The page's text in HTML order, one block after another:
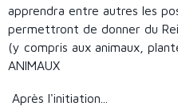
apprendra entre autres les
permettront de donner du
(y compris aux animaux,
ANIMAUX
Après l'initiation...